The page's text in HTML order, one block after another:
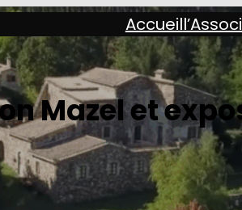
Accueil
Mazel et